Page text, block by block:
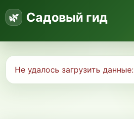
Садовый гид
Не удалось загрузить данные: